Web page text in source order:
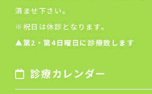
【窓口の名称】個人情報問合せ窓口
済ませ下さい。
※祝日は休診となります。
▲第2・第4日曜日に診療致します
診療カレンダー